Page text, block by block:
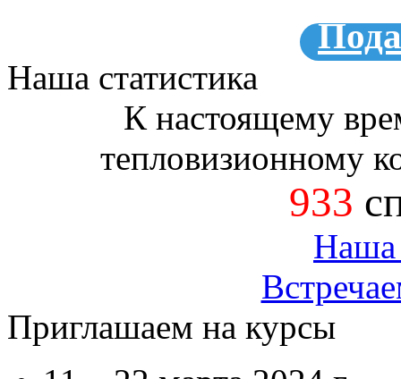
Наша статистика
К настоящему
тепловизионному
933
Наша
Приглашаем на курсы